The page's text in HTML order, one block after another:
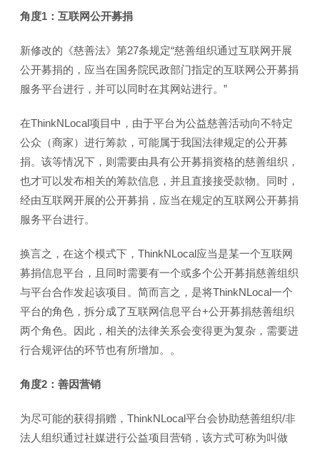
角度1：互联网公开募捐
新修改的《慈善法》第27条规定“慈善组织通过互联网开展
公开募捐的，应当在国务院民政部门指定的互联网公开募捐
服务平台进行，并可以同时在其网站进行。”
在ThinkNLocal项目中，由于平台为公益慈善活动向不特定
公众（商家）进行筹款，可能属于我国法律规定的公开募
捐。该等情况下，则需要由具有公开募捐资格的慈善组织，
也才可以发布相关的筹款信息，并且直接接受款物。同时，
经由互联网开展的公开募捐，应当在规定的互联网公开募捐
服务平台进行。
换言之，在这个模式下，ThinkNLocal应当是某一个互联网
募捐信息平台，且同时需要有一个或多个公开募捐慈善组织
与平台合作发起该项目。简而言之，是将ThinkNLocal一个
平台的角色，拆分成了互联网信息平台+公开募捐慈善组织
两个角色。因此，相关的法律关系会变得更为复杂，需要进
行合规评估的环节也有所增加。。
角度2：善因营销
为尽可能的获得捐赠，ThinkNLocal平台会协助慈善组织/非
法人组织通过社媒进行公益项目营销，该方式可称为叫做